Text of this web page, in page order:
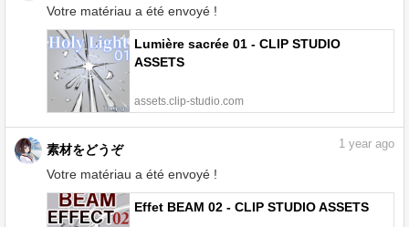
Votre matériau a été envoyé !
Lumière sacrée 01 - CLIP STUDIO
ASSETS
assets.clip-studio.com
素材をどうぞ
Votre matériau a été envoyé !
1 year ago
Effet BEAM 02 - CLIP STUDIO ASSETS